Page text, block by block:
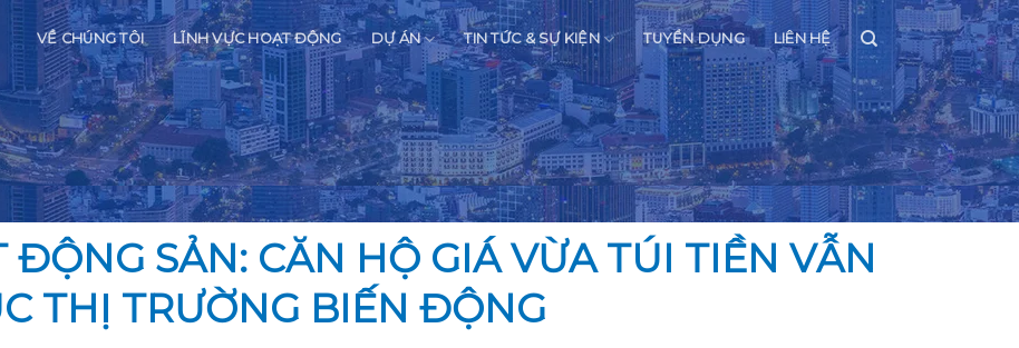
VỀ CHÚNG TÔI LĨNH VỰC HOẠT ĐỘNG DỰ ÁN TIN TỨC & SỰ KIỆN TUYỂN DỤNG LIÊN HỆ
ĐỘNG SẢN: CĂN HỘ GIÁ VỪA TÚI TIỀN VẪN
THỊ TRƯỜNG BIẾN ĐỘNG